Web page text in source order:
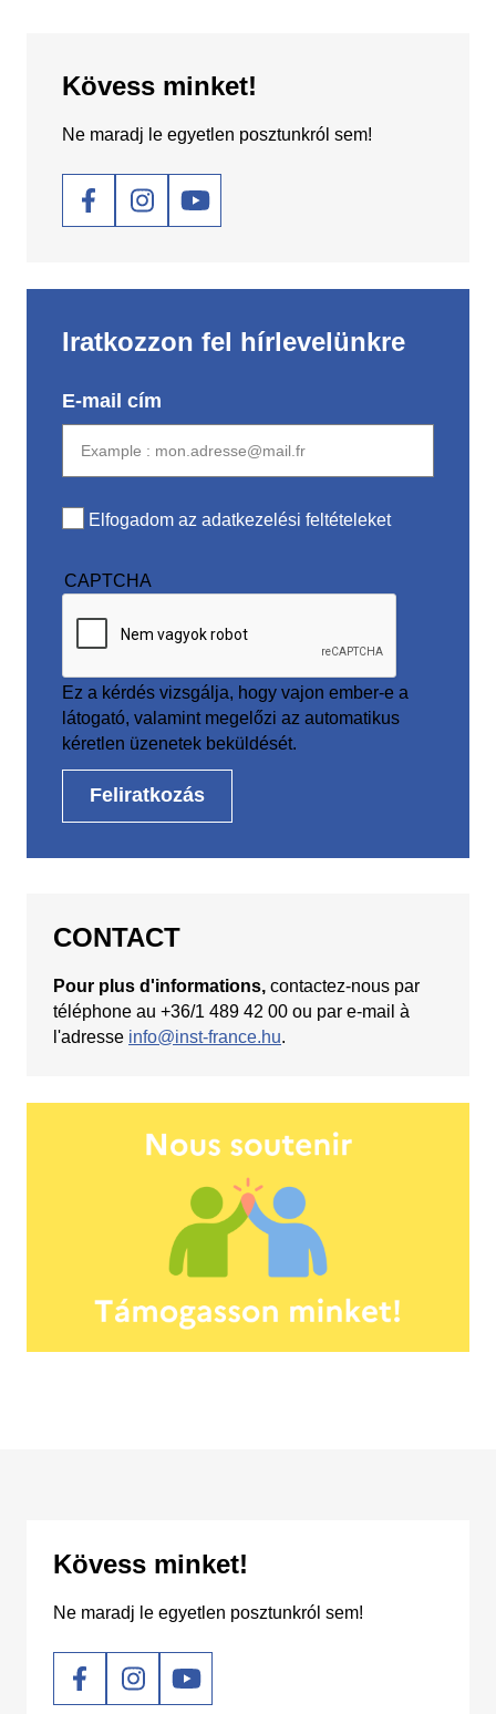
Kövess minket!
Ne maradj le egyetlen posztunkról sem!
Social
Iratkozzon fel hírlevelünkre
E-mail cím
Elfogadom az adatkezelési feltételeket
CAPTCHA
Ez a kérdés vizsgálja, hogy vajon ember-e a
látogató, valamint megelőzi az automatikus
kéretlen üzenetek beküldését.
CONTACT
Pour plus d'informations, contactez-nous par
téléphone au +36/1 489 42 00 ou par e-mail à
l'adresse info@inst-france.hu.
Kövess minket!
Ne maradj le egyetlen posztunkról sem!
Social